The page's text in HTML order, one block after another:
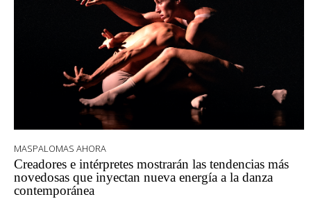
MASPALOMAS AHORA
Creadores e intérpretes mostrarán las tendencias más
novedosas que inyectan nueva energía a la danza
contemporánea